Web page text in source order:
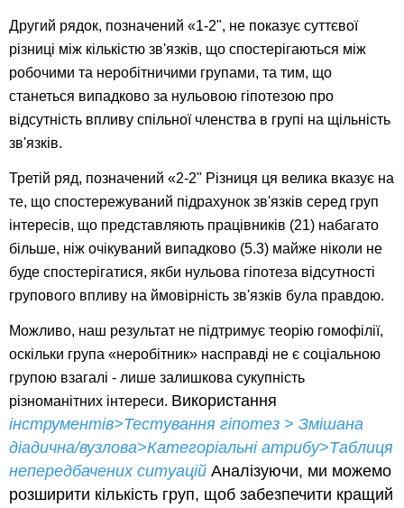
Другий рядок, позначений «1-2", не показує суттєвої
різниці між кількістю зв'язків, що спостерігаються між
робочими та неробітничими групами, та тим, що
станеться випадково за нульовою гіпотезою про
відсутність впливу спільної членства в групі на щільність
зв'язків.
Третій ряд, позначений «2-2" Різниця ця велика вказує на
те, що спостережуваний підрахунок зв'язків серед груп
інтересів, що представляють працівників (21) набагато
більше, ніж очікуваний випадково (5.3) майже ніколи не
буде спостерігатися, якби нульова гіпотеза відсутності
групового впливу на ймовірність зв'язків була правдою.
Можливо, наш результат не підтримує теорію гомофілії,
оскільки група «неробітник» насправді не є соціальною
групою взагалі - лише залишкова сукупність
різноманітних інтереси. Використання
інструментів>Тестування гіпотез > Змішана
діадична/вузлова>Категоріальні атрибу>Таблиця
непередбачених ситуаційАналізуючи, ми можемо
розширити кількість груп, щоб забезпечити кращий